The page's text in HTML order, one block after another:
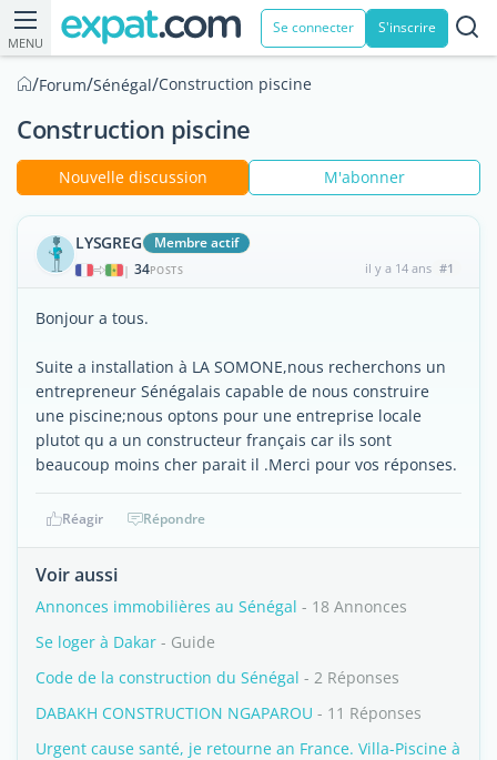
MENU
Se connecter S'inscrire
/Forum/Sénégal/Construction piscine
Construction piscine
Nouvelle discussion M'abonner
LYSGREG Membre actif
| 34POSTS il y a 14 ans #1
Bonjour a tous.
Suite a installation à LA SOMONE,nous recherchons un
entrepreneur Sénégalais capable de nous construire
une piscine;nous optons pour une entreprise locale
plutot qu a un constructeur français car ils sont
beaucoup moins cher parait il .Merci pour vos réponses.
Réagir Répondre
Voir aussi
Annonces immobilières au Sénégal - 18 Annonces
Se loger à Dakar - Guide
Code de la construction du Sénégal - 2 Réponses
DABAKH CONSTRUCTION NGAPAROU - 11 Réponses
Urgent cause santé, je retourne an France. Villa-Piscine à